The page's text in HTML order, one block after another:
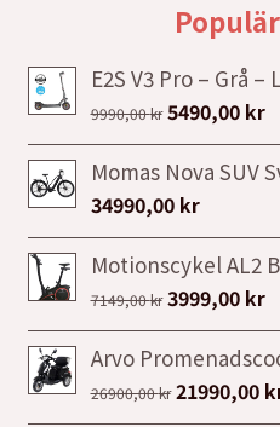
E2S V3 Pro – Grå –
9990,00kr Det
priset
var:
9990,00 kr.
5490,00 kr
Momas Nova SUV
34990,00 kr
Motionscykel AL2
7149,00kr Det
priset
var:
3999,00 kr
Arvo
26900,00kr Det
21990,00